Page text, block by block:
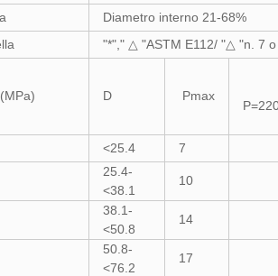
Diametro interno 21-68%
"*"," △ "ASTM E112/ "△ "n. 7
D Pmax
<25.4
7
25.4-
<38.1
10
38.1-
<50.8
14
50.8-
<76.2
17